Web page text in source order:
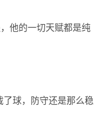
他的一切天赋都是纯
球，防守还是那么稳